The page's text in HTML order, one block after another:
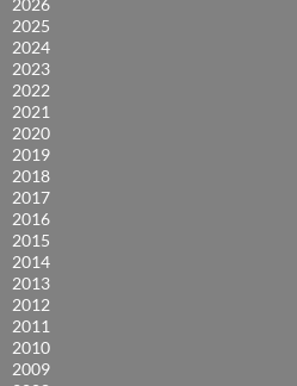
2025
2024
2023
2022
2021
2020
2019
2018
2017
2016
2015
2014
2013
2012
2011
2010
2009